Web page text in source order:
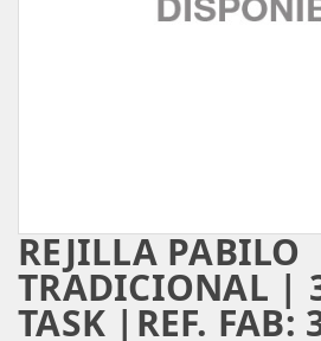
REJILLA PABILO
TRADICIONAL |
TASK |REF. FAB: